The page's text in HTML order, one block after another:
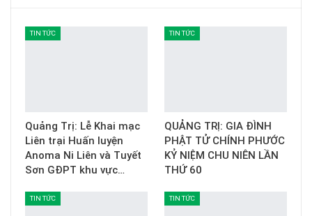
TIN TỨC
Quảng Trị: Lễ Khai mạc
Liên trại Huấn luyện
Anoma Ni Liên và Tuyết
Sơn GĐPT khu vực…
TIN TỨC
QUẢNG TRỊ: GIA ĐÌNH
PHẬT TỬ CHÍNH PHƯỚC
KỶ NIỆM CHU NIÊN LẦN
THỨ 60
TIN TỨC TIN TỨC